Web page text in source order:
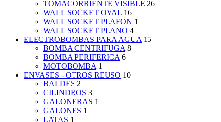
TOMACORRIENTE VISIBLE 26
WALL SOCKET OVAL 16
WALL SOCKET PLAFON 1
WALL SOCKET PLANO 4
ELECTROBOMBAS PARA AGUA 15
BOMBA CENTRIFUGA 8
BOMBA PERIFERICA 6
MOTOBOMBA 1
ENVASES - OTROS REUSO 10
BALDES 2
CILINDROS 3
GALONERAS 1
GALONES 1
LATAS 1